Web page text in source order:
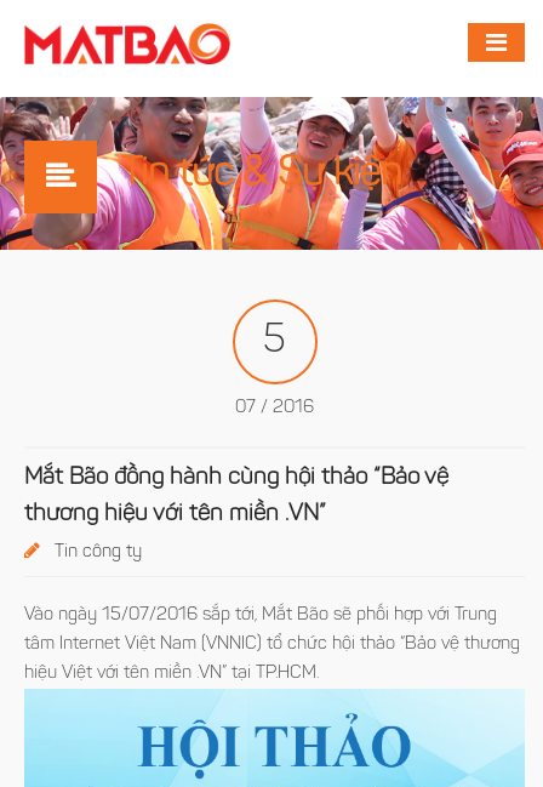
Tin tức & Sự kiện
5
07 / 2016
Mắt Bão đồng hành cùng hội thảo “Bảo vệ
thương hiệu với tên miền .VN”
Tin công ty
Vào ngày 15/07/2016 sắp tới, Mắt Bão sẽ phối hợp với Trung
tâm Internet Việt Nam (VNNIC) tổ chức hội thảo “Bảo vệ thương
hiệu Việt với tên miền .VN” tại TP.HCM.